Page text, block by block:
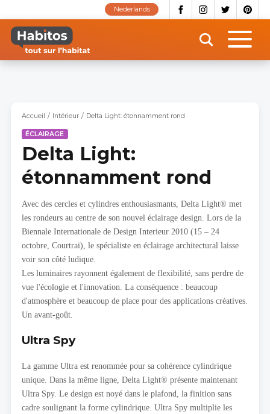
contenu
principal
Nederlands
Accueil Intérieur Delta Light: étonnamment rond
ÉCLAIRAGE
Delta Light:
étonnamment rond
Avec des cercles et cylindres enthousiasmants, Delta Light® met
les rondeurs au centre de son nouvel éclairage design. Lors de la
Biennale Internationale de Design Interieur 2010 (15 – 24
octobre, Courtrai), le spécialiste en éclairage architectural laisse
voir son côté ludique.
Les luminaires rayonnent également de flexibilité, sans perdre de
vue l'écologie et l'innovation. La conséquence : beaucoup
d'atmosphère et beaucoup de place pour des applications créatives.
Un avant-goût.
Ultra Spy
La gamme Ultra est renommée pour sa cohérence cylindrique
unique. Dans la même ligne, Delta Light® présente maintenant
Ultra Spy. Le design est noyé dans le plafond, la finition sans
cadre soulignant la forme cylindrique. Ultra Spy multiplie les